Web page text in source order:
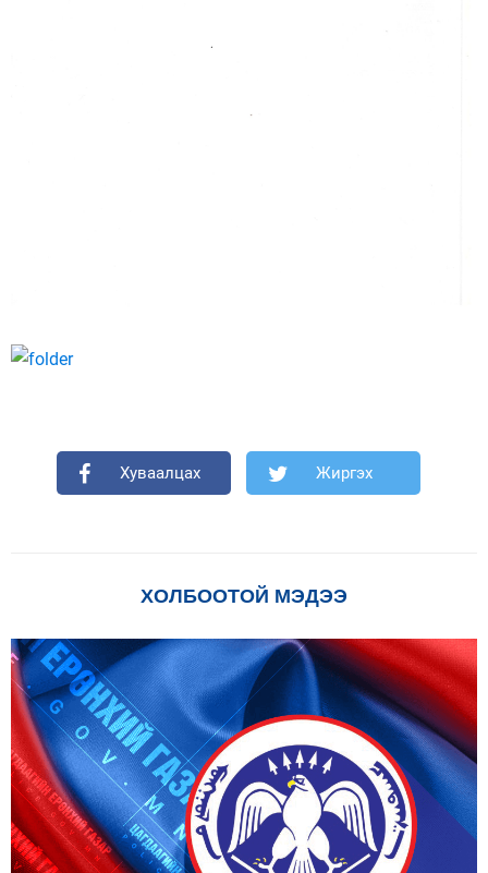
Хуваалцах Жиргэх
ХОЛБООТОЙ МЭДЭЭ